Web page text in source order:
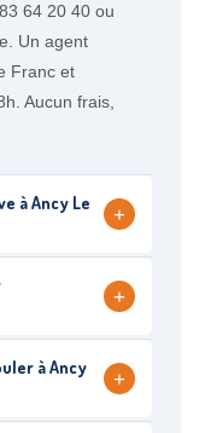
64 20 40 ou
Un agent
Franc et
Aucun frais,
à Ancy Le
+
+
à Ancy
+